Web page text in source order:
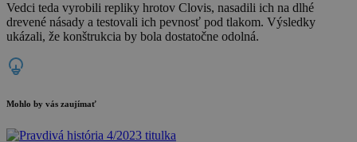
Vedci teda vyrobili repliky hrotov Clovis, nasadili ich na dlhé
drevené násady a testovali ich pevnosť pod tlakom. Výsledky
ukázali, že konštrukcia by bola dostatočne odolná.
Mohlo by vás zaujímať